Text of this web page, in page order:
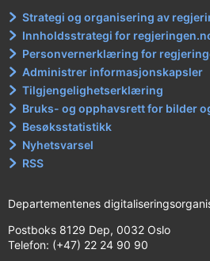
Strategi og organisering av
Innholdsstrategi for
Personvernerklæring for
Administrer informasjonskapsler
Tilgjengelighetserklæring
Bruks- og opphavsrett for bilder
Besøksstatistikk
Nyhetsvarsel
RSS
Departementenes
Postboks 8129 Dep, 0032 Oslo
Telefon: (+47) 22 24 90 90